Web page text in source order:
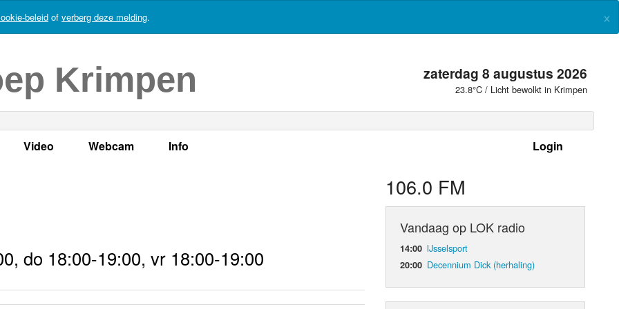
beleid of verberg deze melding. ×
Krimpen zaterdag 8 augustus 2026
23.8°C / Licht bewolkt in Krimpen
Login
Video Webcam Info
Vacatures
do 18:00-19:00, vr 18:00-19:00
106.0 FM
Vandaag op LOK radio
14:00 IJsselsport
20:00 Decennium Dick (herhaling)